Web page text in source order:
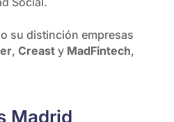
su distinción empresas
, Creast y MadFintech,
Madrid